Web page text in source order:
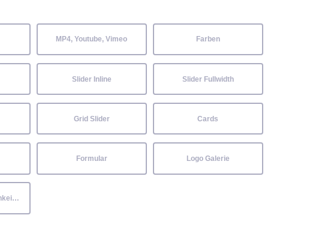
MP4, Youtube, Vimeo Farben
Slider Inline Slider Fullwidth
Grid Slider Cards
Formular Logo Galerie
Unbegrenzte Möglichkeiten